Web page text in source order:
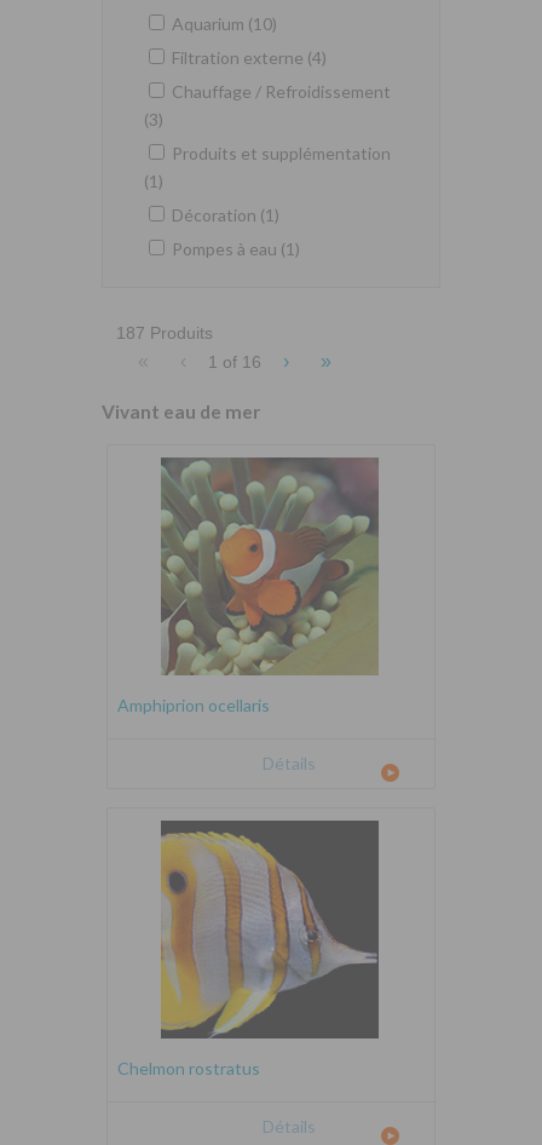
Aquarium (10)
Filtration externe (4)
Chauffage / Refroidissement
(3)
Produits et supplémentation
(1)
Décoration (1)
Pompes à eau (1)
187 Produits
« ‹ 1 of 16 › »
Vivant eau de mer
Amphiprion ocellaris
Détails
Chelmon rostratus
Détails